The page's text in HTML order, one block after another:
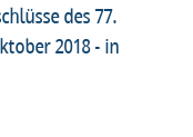
des 77.
2018 - in